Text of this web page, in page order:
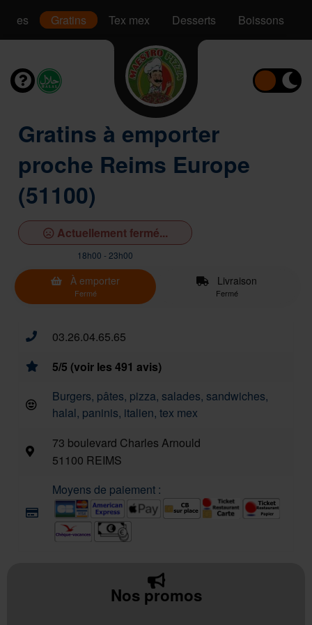
Pâtes Gratins Tex mex Desserts Boissons
Gratins à emporter
proche Reims Europe
(51100)
Actuellement fermé...
18h00 - 23h00
À emporter
Fermé
Livraison
Fermé
03.26.04.65.65
5/5 (voir les 491 avis)
Burgers, pâtes, pizza, salades, sandwiches,
halal, paninis, italien, tex mex
73 boulevard Charles Arnould
51100 REIMS
Moyens de paiement :
Nos promos